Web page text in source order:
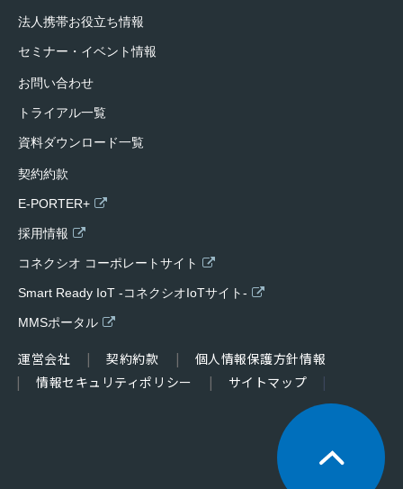
法人携帯お役立ち情報
セミナー・イベント情報
お問い合わせ
トライアル一覧
資料ダウンロード一覧
契約約款
E-PORTER+
採用情報
コネクシオ コーポレートサイト
Smart Ready IoT -コネクシオIoTサイト-
MMSポータル
運営会社 契約約款
個人情報保護方針情報
情報セキュリティポリシー
サイトマップ